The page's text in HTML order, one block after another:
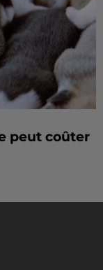
peut coûter